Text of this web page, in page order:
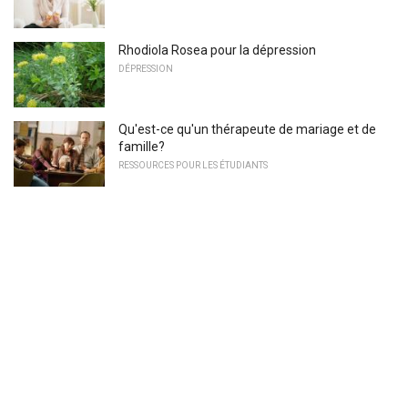
Rhodiola Rosea pour la dépression
DÉPRESSION
Qu'est-ce qu'un thérapeute de mariage et de
famille?
RESSOURCES POUR LES ÉTUDIANTS